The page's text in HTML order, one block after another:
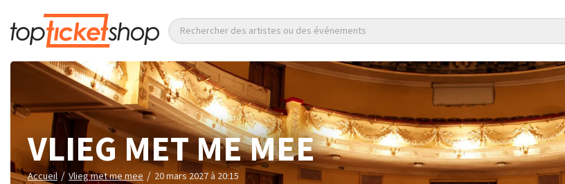
Rechercher des artistes ou des événements
VLIEG MET ME MEE
Accueil / Vlieg met me mee / 20 mars 2027 à 20:15